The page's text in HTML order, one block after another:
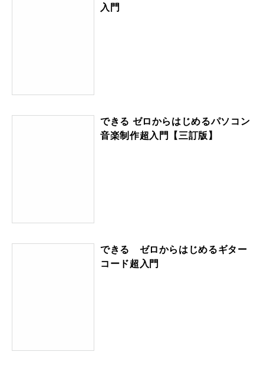
入門
できる ゼロからはじめるパソコン
音楽制作超入門【三訂版】
できる ゼロからはじめるギター
コード超入門